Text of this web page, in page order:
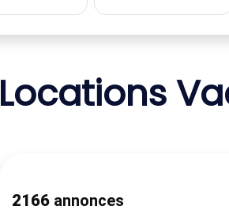
Locations
2166 annonces